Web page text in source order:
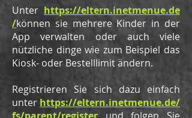
Unter https://eltern.inetmenue.de
/können sie mehrere Kinder in der
App verwalten oder auch viele
nützliche dinge wie zum Beispiel das
Kiosk- oder Bestelllimit ändern.
Registrieren Sie sich dazu einfach
unter https://eltern.inetmenue.de/